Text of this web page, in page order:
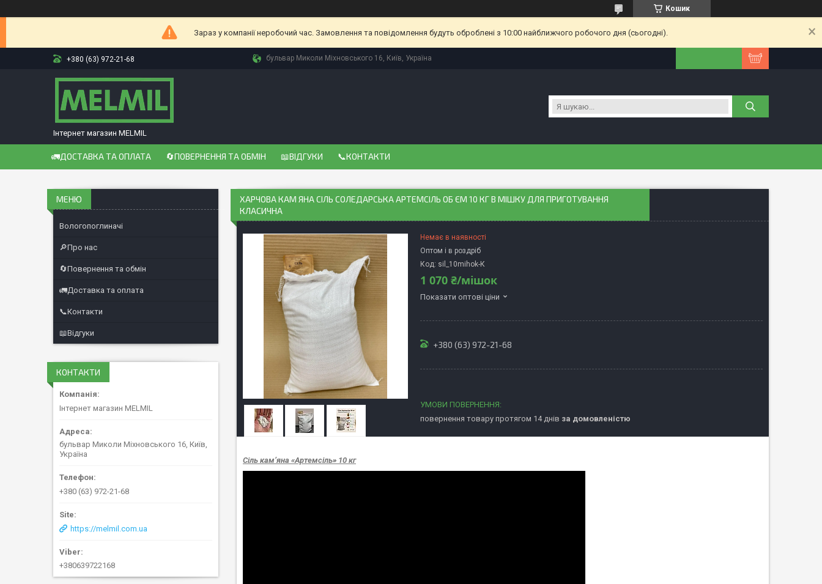
Кошик
Зараз у компанії неробочий час. Замовлення та повідомлення будуть оброблені з 10:00 найближчого робочого дня (сьогодні).
+380 (63) 972-21-68 бульвар Миколи Міхновського 16, Київ, Україна
Інтернет магазин MELMIL
🚛ДОСТАВКА ТА ОПЛАТА 🔄ПОВЕРНЕННЯ ТА ОБМІН 📖ВІДГУКИ 📞КОНТАКТИ
ХАРЧОВА КАМ ЯНА СІЛЬ СОЛЕДАРСЬКА АРТЕМСІЛЬ ОБ ЄМ 10 КГ В МІШКУ ДЛЯ ПРИГОТУВАННЯ
КЛАСИЧНА
Немає в наявності
Оптом і в роздріб
Код: sil_10mihok-К
1 070 ₴/мішок
Показати оптові ціни
+380 (63) 972-21-68
повернення товару протягом 14 днів за домовленістю
Сіль кам’яна «Артемсіль» 10 кг
Вологопоглиначі
🔎Про нас
🔄Повернення та обмін
🚛Доставка та оплата
📞Контакти
📖Відгуки
КОНТАКТИ
Інтернет магазин MELMIL
бульвар Миколи Міхновського 16, Київ,
Україна
+380 (63) 972-21-68
https://melmil.com.ua
+380639722168